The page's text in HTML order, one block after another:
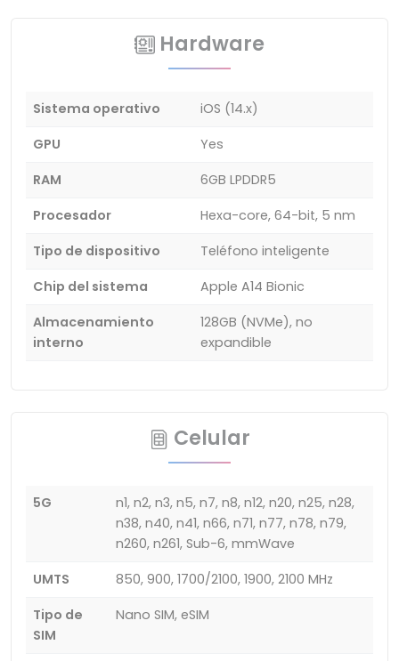
Hardware
Sistema operativo
iOS (14.x)
GPU
Yes
RAM
6GB LPDDR5
Procesador
Hexa-core, 64-bit, 5 nm
Tipo de dispositivo
Teléfono inteligente
Chip del sistema
Apple A14 Bionic
Almacenamiento
interno
128GB (NVMe), no
expandible
Celular
5G
n1, n2, n3, n5, n7, n8, n12, n20, n25, n28,
n38, n40, n41, n66, n71, n77, n78, n79,
n260, n261, Sub-6, mmWave
UMTS
850, 900, 1700/2100, 1900, 2100 MHz
Tipo de
SIM
Nano SIM, eSIM